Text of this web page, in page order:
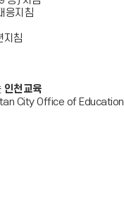
응지침
지침
인천교육
City Office of Education